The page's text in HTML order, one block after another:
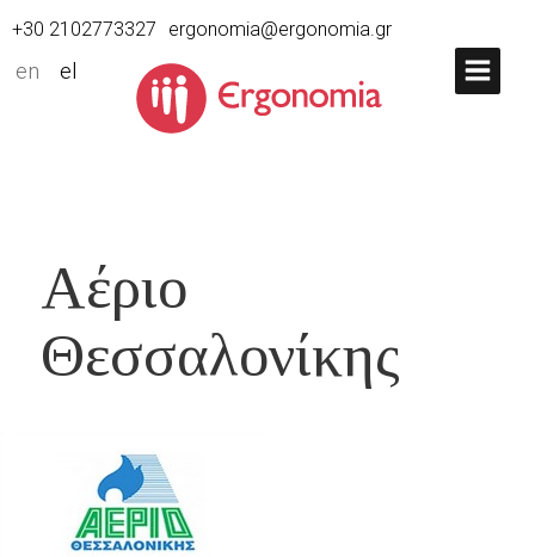
+30 2102773327 ergonomia@ergonomia.gr
en el
Αέριο
Θεσσαλονίκης